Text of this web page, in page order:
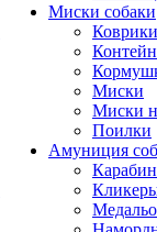
Миски собаки
Миски
Миски
Поилки
Амуниция